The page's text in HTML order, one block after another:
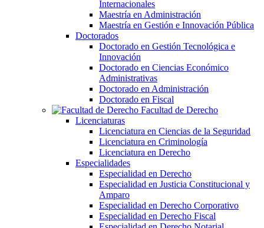
Internacionales
Maestría en Administración
Maestría en Gestión e Innovación Pública
Doctorados
Doctorado en Gestión Tecnológica e
Innovación
Doctorado en Ciencias Económico
Administrativas
Doctorado en Administración
Doctorado en Fiscal
Facultad de Derecho
Licenciaturas
Licenciatura en Ciencias de la Seguridad
Licenciatura en Criminología
Licenciatura en Derecho
Especialidades
Especialidad en Derecho
Especialidad en Justicia Constitucional y
Amparo
Especialidad en Derecho Corporativo
Especialidad en Derecho Fiscal